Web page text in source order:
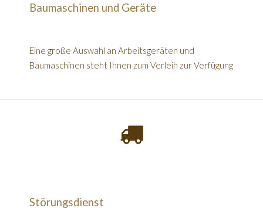
Baumaschinen und Geräte
Eine große Auswahl an Arbeitsgeräten und
Baumaschinen steht Ihnen zum Verleih zur Verfügung
Störungsdienst